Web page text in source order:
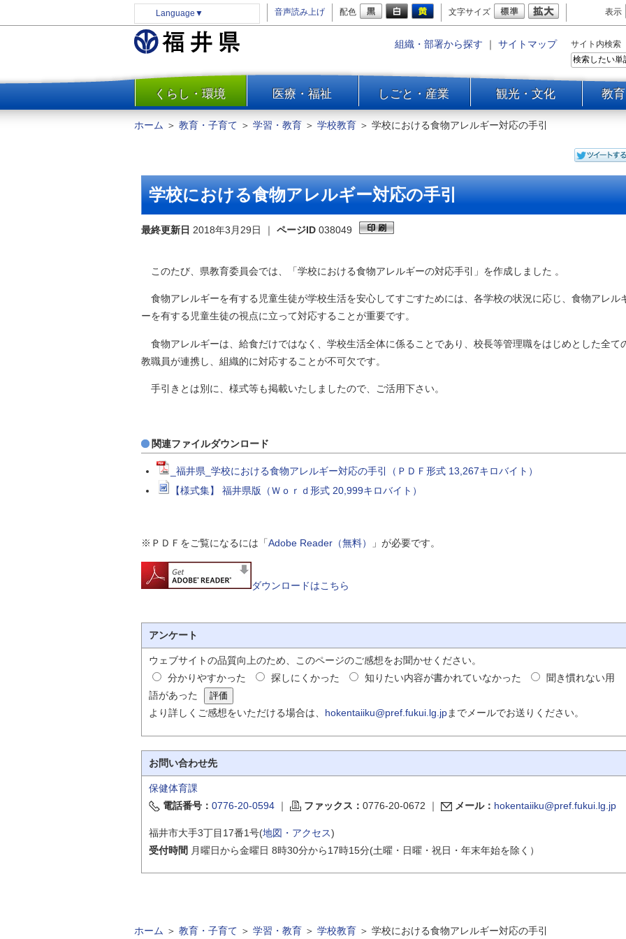
Language ▼ 音声読み上げ 配色 文字サイズ 表示
組織・部署から探す ｜ サイトマップ サイト内検索
一覧
くらし・環境 医療・福祉 しごと・産業 観光・文化 教
防災
水道・エネルギー
住まい・土地
環境問題・廃棄物対策・リサ
イクル
河川・砂防・港湾
自然
ホーム ＞ 教育・子育て ＞ 学習・教育 ＞ 学校教育 ＞ 学校における食物アレルギー対応の手引
学校における食物アレルギー対応の手引
最終更新日 2018年3月29日 ｜ ページID 038049
このたび、県教育委員会では、「学校における食物アレルギーの対応手引」を作成しました 。
食物アレルギーを有する児童生徒が学校生活を安心してすごすためには、各学校の状況に応じ、食物アレル
ーを有する児童生徒の視点に立って対応することが重要です。
食物アレルギーは、給食だけではなく、学校生活全体に係ることであり、校長等管理職をはじめとした全て
教職員が連携し、組織的に対応することが不可欠です。
手引きとは別に、様式等も掲載いたしましたので、ご活用下さい。
関連ファイルダウンロード
_福井県_学校における食物アレルギー対応の手引（ＰＤＦ形式 13,267キロバイト）
【様式集】 福井県版（Ｗｏｒｄ形式 20,999キロバイト）
※ＰＤＦをご覧になるには「Adobe Reader（無料） 」が必要です。
ダウンロードはこちら
アンケート
ウェブサイトの品質向上のため、このページのご感想をお聞かせください。
分かりやすかった
探しにくかった 知りたい内容が書かれていなかった
聞き慣れない用
語があった
より詳しくご感想をいただける場合は、 hokentaiiku@pref.fukui.lg.jpまでメールでお送りください。
お問い合わせ先
保健体育課
電話番号： 0776-20-0594 ｜ ファックス： 0776-20-0672 ｜ メール： hokentaiiku@pref.fukui.lg.jp
福井市大手3丁目17番1号(地図・アクセス)
受付時間 月曜日から金曜日 8時30分から17時15分(土曜・日曜・祝日・年末年始を除く）
ホーム ＞ 教育・子育て ＞ 学習・教育 ＞ 学校教育 ＞ 学校における食物アレルギー対応の手引